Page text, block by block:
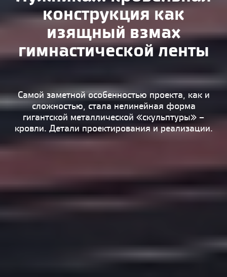
Дизайн
Иностранцы в России
Интерьер
Наследие Образование
Урбанистика
конструкция как
изящный взмах
гимнастической ленты
Самой заметной особенностью проекта, как и
сложностью, стала нелинейная форма
гигантской металлической «скульптуры» –
кровли. Детали проектирования и реализации.